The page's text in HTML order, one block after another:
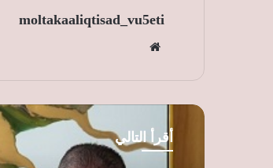
moltakaaliqtisad_vu5eti
الوي
ب
أقرأ التالي